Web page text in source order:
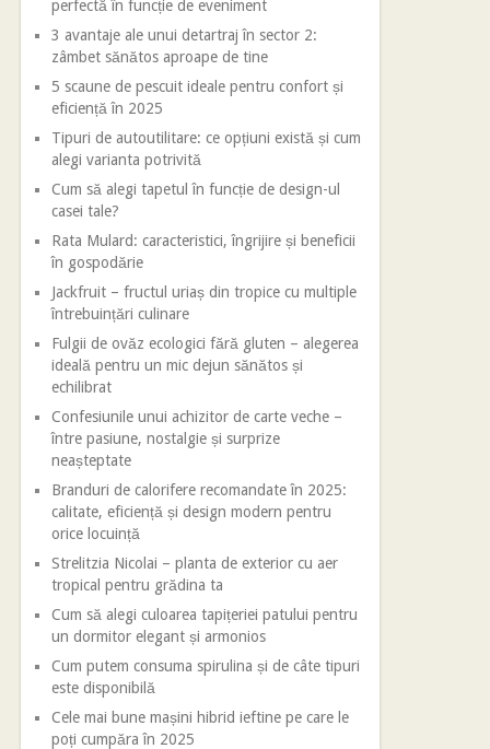
perfectă în funcție de eveniment
3 avantaje ale unui detartraj în sector 2:
zâmbet sănătos aproape de tine
5 scaune de pescuit ideale pentru confort și
eficiență în 2025
Tipuri de autoutilitare: ce opțiuni există și cum
alegi varianta potrivită
Cum să alegi tapetul în funcție de design-ul
casei tale?
Rata Mulard: caracteristici, îngrijire și beneficii
în gospodărie
Jackfruit – fructul uriaș din tropice cu multiple
întrebuințări culinare
Fulgii de ovăz ecologici fără gluten – alegerea
ideală pentru un mic dejun sănătos și
echilibrat
Confesiunile unui achizitor de carte veche –
între pasiune, nostalgie și surprize
neașteptate
Branduri de calorifere recomandate în 2025:
calitate, eficiență și design modern pentru
orice locuință
Strelitzia Nicolai – planta de exterior cu aer
tropical pentru grădina ta
Cum să alegi culoarea tapițeriei patului pentru
un dormitor elegant și armonios
Cum putem consuma spirulina și de câte tipuri
este disponibilă
Cele mai bune mașini hibrid ieftine pe care le
poți cumpăra în 2025